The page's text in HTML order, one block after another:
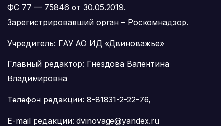
ФС 77 — 75846 от 30.05.2019.
Зарегистрировавший орган – Роскомнадзор.
Учредитель: ГАУ АО ИД «Двиноважье»
Главный редактор: Гнездова Валентина
Владимировна
Телефон редакции: 8-81831-2-22-76,
E-mail редакции: dvinovage@yandex.ru